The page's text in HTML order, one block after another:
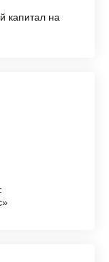
капитал на